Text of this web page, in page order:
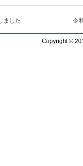
ました 令
Copyright ©